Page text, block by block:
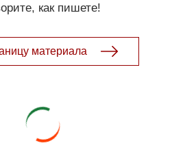
как пишете!
материала